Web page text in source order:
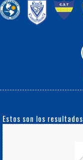
Estos son los